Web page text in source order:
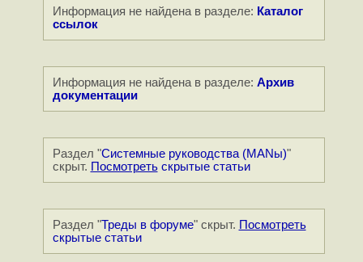
Информация не найдена в разделе: Каталог
ссылок
Информация не найдена в разделе: Архив
документации
Раздел "Системные руководства (MANы)"
скрыт. Посмотретьскрытые статьи
Раздел "Треды в форуме" скрыт. Посмотреть
скрытые статьи